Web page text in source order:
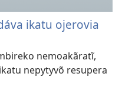
ikatu ojerovia
nemoakãratĩ,
nepytyvõ resupera